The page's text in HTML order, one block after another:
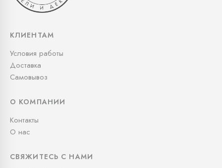
КЛИЕНТАМ
Условия работы
Доставка
Самовывоз
О КОМПАНИИ
Контакты
О нас
СВЯЖИТЕСЬ С НАМИ